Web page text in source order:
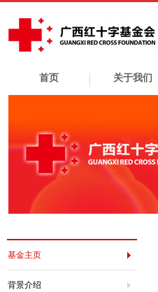
首页 关于我们
基金主页
背景介绍